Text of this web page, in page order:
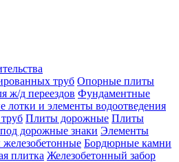
труб Опорные плиты
ж/д переездов Фундаментные
лотки и элементы водоотведения
Плиты дорожные Плиты
дорожные знаки Элементы
Бордюрные камни
плитка Железобетонный забор